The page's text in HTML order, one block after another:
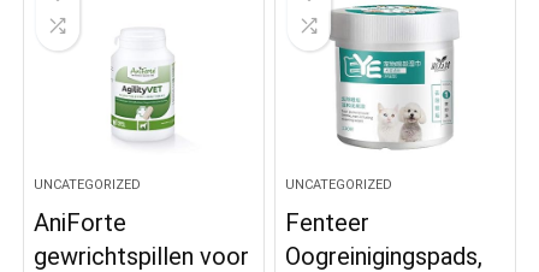
UNCATEGORIZED
AniForte
gewrichtspillen voor
UNCATEGORIZED
Fenteer
Oogreinigingspads,